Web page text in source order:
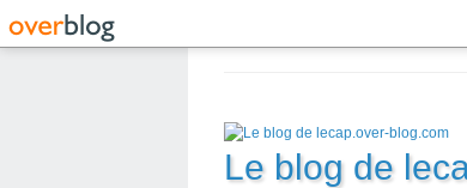
Le blog de